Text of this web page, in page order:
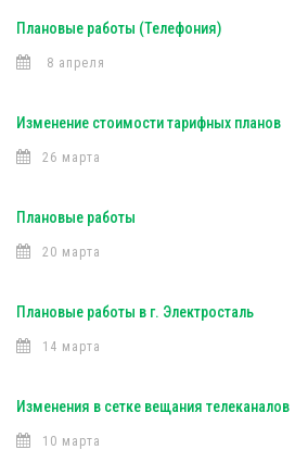
Плановые работы (Телефония)
8 апреля
Изменение стоимости тарифных планов
26 марта
Плановые работы
20 марта
Плановые работы в г. Электросталь
14 марта
Изменения в сетке вещания телеканалов
10 марта